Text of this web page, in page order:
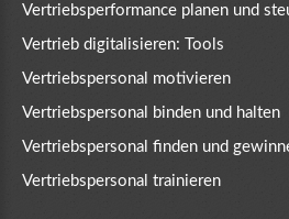
Vertriebsperformance planen und
Vertrieb digitalisieren: Tools
Vertriebspersonal motivieren
Vertriebspersonal binden und halten
Vertriebspersonal finden und
Vertriebspersonal trainieren